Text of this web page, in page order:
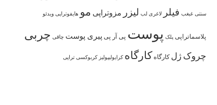
سنتی غبغب فیلر لاغری لب لیزر مزوتراپی مو هایفوتراپی ویدئو
پلاسماتراپی پلک پوست پی آر پی پیری پوست چاقی چربی
چروک ژل کارگاه کارگاه کرایولیپولیز کربوکسی تراپی